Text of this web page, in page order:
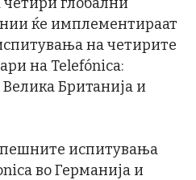
ќе имплементираат
на четирите
на Telefónica:
Британија и
испитувања
во Германија и